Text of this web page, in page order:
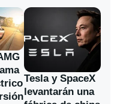
Tesla y SpaceX
levantarán una